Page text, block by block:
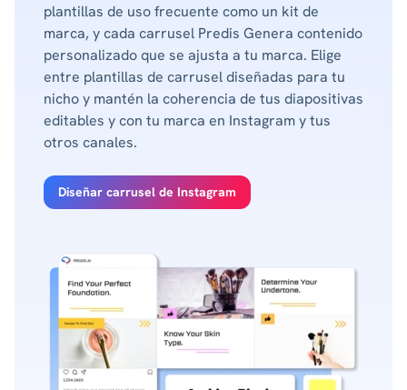
plantillas de uso frecuente como un kit de
marca, y cada carrusel Predis Genera contenido
personalizado que se ajusta a tu marca. Elige
entre plantillas de carrusel diseñadas para tu
nicho y mantén la coherencia de tus diapositivas
editables y con tu marca en Instagram y tus
otros canales.
Diseñar carrusel de Instagram